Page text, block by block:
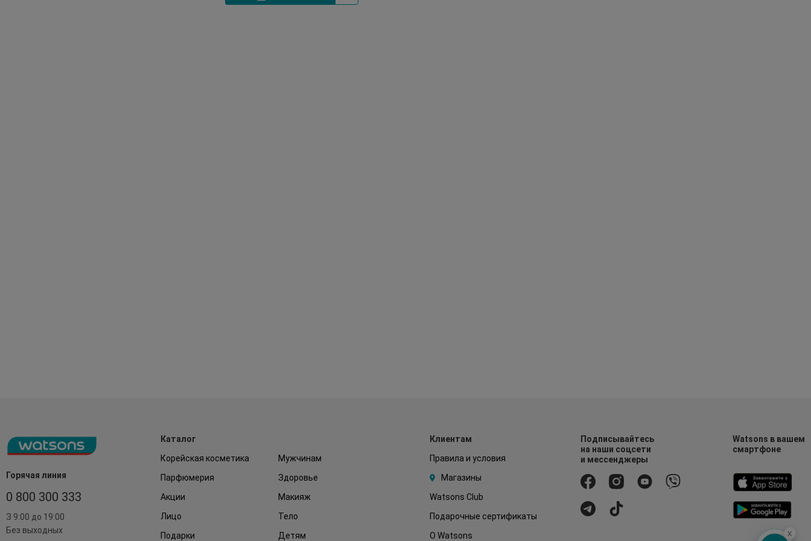
Горячая линия
0 800 300 333
З 9:00 до 19:00
Без выходных
Каталог
Корейская косметика
Мужчинам
Парфюмерия
Здоровье
Акции
Макияж
Лицо
Тело
Подарки
Детям
Клиентам
Правила и условия
Магазины
Watsons Club
Подарочные сертификаты
О Watsons
Подписывайтесь
на наши соцсети
и мессенджеры
Watsons в вашем
смартфоне
x